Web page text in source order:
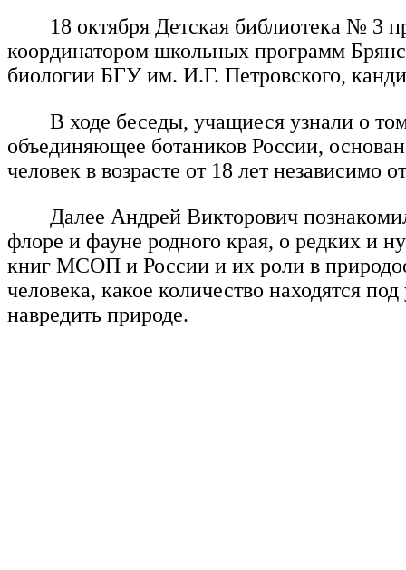
18 октября Детская библиотека № 3
координатором школьных программ
биологии БГУ им. И.Г. Петровского,
В ходе беседы, учащиеся узнали о
объединяющее ботаников России,
человек в возрасте от 18 лет независимо
Далее Андрей Викторович
флоре и фауне родного края, о редких и
книг МСОП и России и их роли в
человека, какое количество находятся
навредить природе.